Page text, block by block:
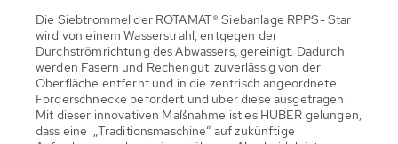
Die Siebtrommel der ROTAMAT® Siebanlage RPPS- Star
wird von einem Wasserstrahl, entgegen der
Durchströmrichtung des Abwassers, gereinigt. Dadurch
werden Fasern und Rechengut zuverlässig von der
Oberfläche entfernt und in die zentrisch angeordnete
Förderschnecke befördert und über diese ausgetragen.
Mit dieser innovativen Maßnahme ist es HUBER gelungen,
dass eine „Traditionsmaschine“ auf zukünftige